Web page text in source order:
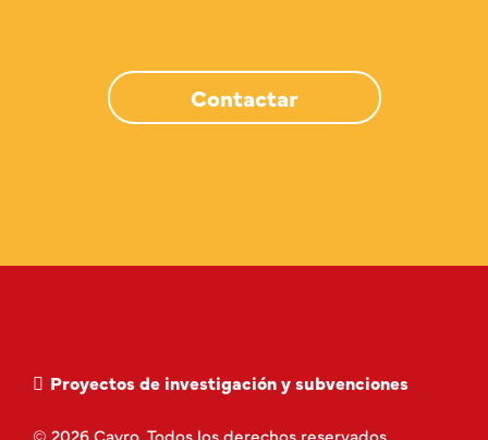
Contactar
Proyectos de investigación y subvenciones
© 2026 Cayro. Todos los derechos reservados.